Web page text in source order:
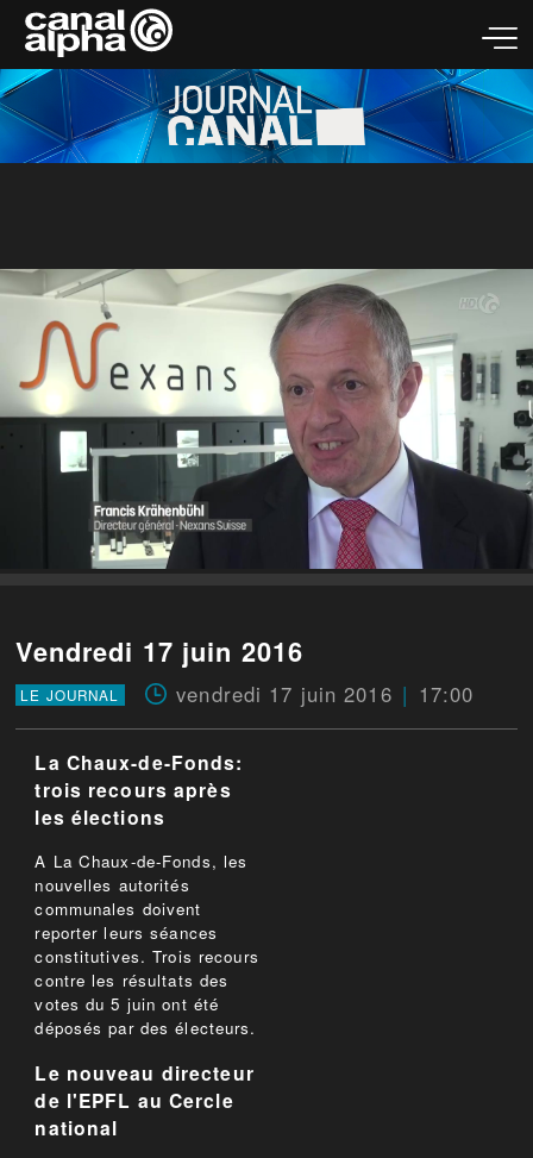
Vendredi 17 juin 2016
LE JOURNAL vendredi 17 juin 2016 17:00
La Chaux-de-Fonds:
trois recours après
les élections
A La Chaux-de-Fonds, les
nouvelles autorités
communales doivent
reporter leurs séances
constitutives. Trois recours
contre les résultats des
votes du 5 juin ont été
déposés par des électeurs.
Le nouveau directeur
de l'EPFL au Cercle
national